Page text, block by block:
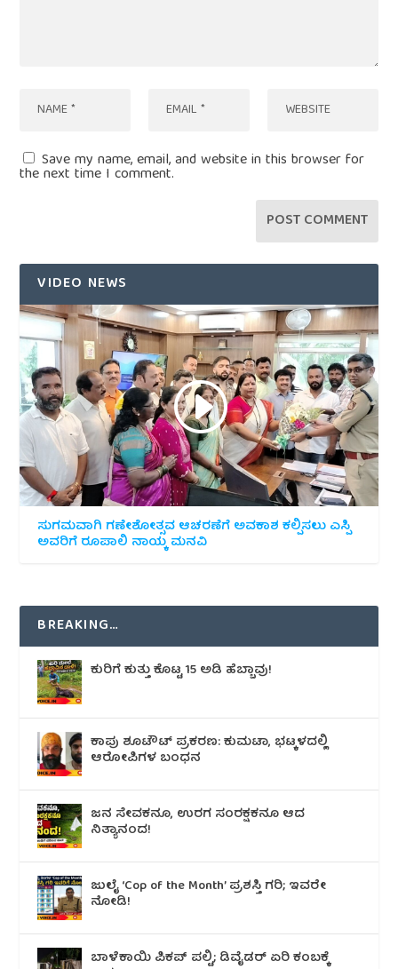
Save my name, email, and website in this browser for
the next time I comment.
VIDEO NEWS
ಸುಗಮವಾಗಿ ಗಣೇಶೋತ್ಸವ ಆಚರಣೆಗೆ ಅವಕಾಶ ಕಲ್ಪಿಸಲು ಎಸ್ಪಿ
ಅವರಿಗೆ ರೂಪಾಲಿ ನಾಯ್ಕ ಮನವಿ
BREAKING…
ಕುರಿಗೆ ಕುತ್ತು ಕೊಟ್ಟ 15 ಅಡಿ ಹೆಬ್ಬಾವು!
ಕಾಪು ಶೂಟೌಟ್‌ ಪ್ರಕರಣ: ಕುಮಟಾ, ಭಟ್ಕಳದಲ್ಲಿ
ಆರೋಪಿಗಳ ಬಂಧನ
ಜನ ಸೇವಕನೂ, ಉರಗ ಸಂರಕ್ಷಕನೂ ಆದ
ನಿತ್ಯಾನಂದ!
ಜುಲೈ ‘Cop of the Month’ ಪ್ರಶಸ್ತಿ ಗರಿ; ಇವರೇ
ನೋಡಿ!
ಬಾಳೆಕಾಯಿ ಪಿಕಪ್ ಪಲ್ಟಿ; ಡಿವೈಡರ್ ಏರಿ ಕಂಬಕ್ಕೆ